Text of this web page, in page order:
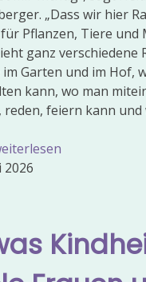
„Dass wir hier
Pflanzen, Tiere und
ganz verschiedene
im Garten und im Hof,
kann, wo man
reden, feiern kann und
2026